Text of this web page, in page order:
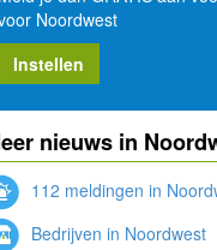
Noordwest
Instellen
nieuws in
112 meldingen in
Bedrijven in Noordwest